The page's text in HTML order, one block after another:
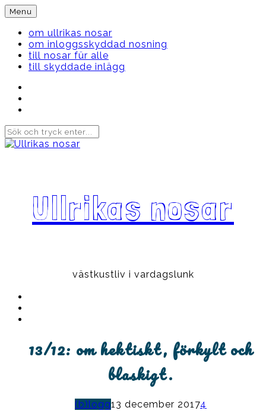
Skip
to
content
Menu
om ullrikas nosar
om inloggsskyddad nosning
till nosar für alle
till skyddade inlägg
Ullrikas nosar
västkustliv i vardagslunk
13/12: om hektiskt, förkylt och
blaskigt.
(b)logg13 december 20174